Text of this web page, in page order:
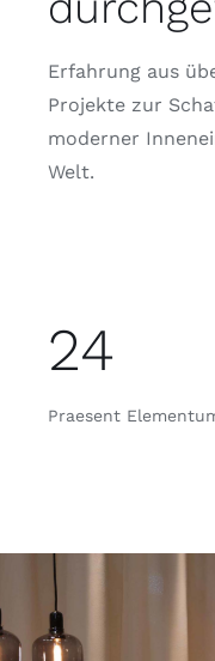
Erfahrung aus
Projekte zur
moderner
Welt.
24
Praesent